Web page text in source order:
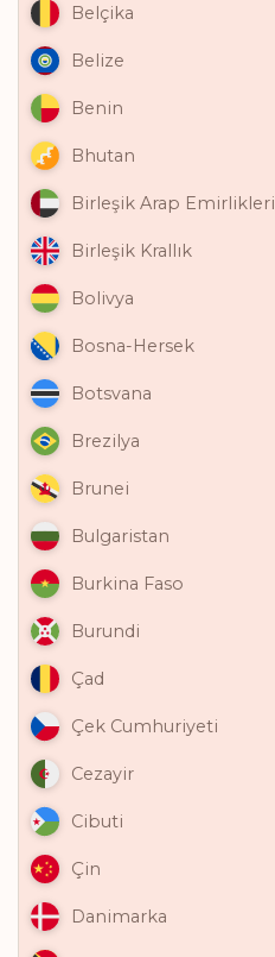
Belçika
Belize
Benin
Bhutan
Birleşik Arap Emirlikleri
Birleşik Krallık
Bolivya
Bosna-Hersek
Botsvana
Brezilya
Brunei
Bulgaristan
Burkina Faso
Burundi
Çad
Çek Cumhuriyeti
Cezayir
Cibuti
Çin
Danimarka